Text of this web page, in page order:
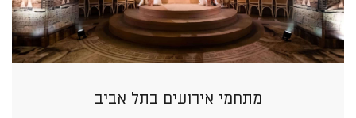
מתחמי אירועים בתל אביב